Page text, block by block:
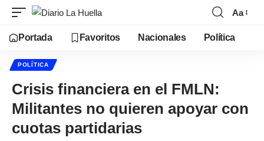
Aa
Portada Favoritos Nacionales Política
POLÍTICA
Crisis financiera en el FMLN:
Militantes no quieren apoyar con
cuotas partidarias